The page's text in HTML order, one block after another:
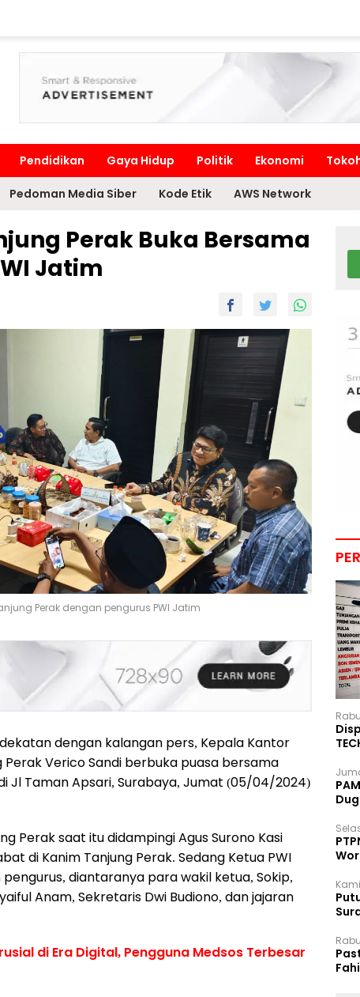
Pendidikan Gaya Hidup Politik Ekonomi
Pedoman Media Siber Kode Etik AWS Network
Perak Buka Bersama
Jatim
Perak dengan pengurus PWI Jatim
dengan kalangan pers, Kepala Kantor
Perak Verico Sandi berbuka puasa bersama
Jl Taman Apsari, Surabaya, Jumat (05/04/2024)
Perak saat itu didampingi Agus Surono Kasi
di Kanim Tanjung Perak. Sedang Ketua PWI
diantaranya para wakil ketua, Sokip,
Anam, Sekretaris Dwi Budiono, dan jajaran
di Era Digital, Pengguna Medsos Terbesar